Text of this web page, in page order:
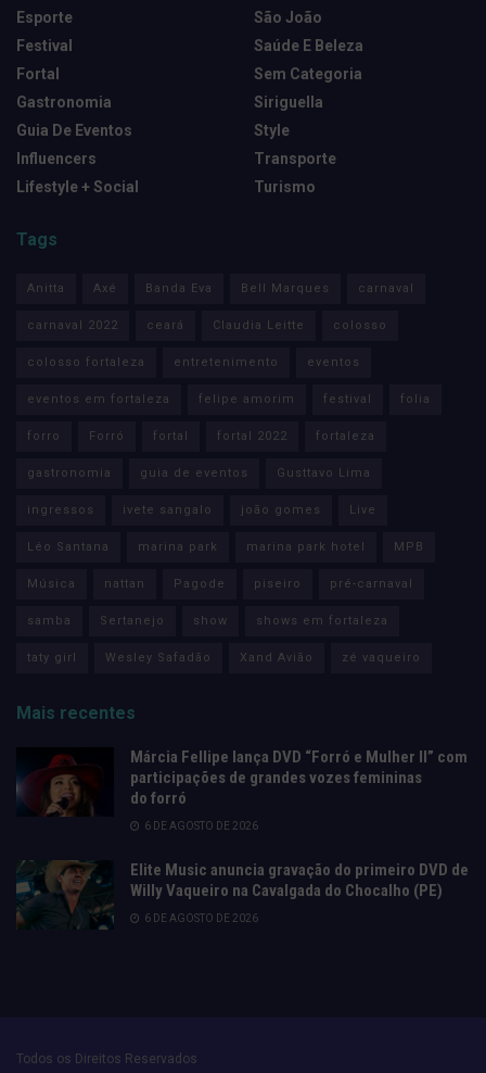
Esporte
Festival
Fortal
Gastronomia
Guia De Eventos
Influencers
Lifestyle + Social
São João
Saúde E Beleza
Sem Categoria
Siriguella
Style
Transporte
Turismo
Tags
Anitta Axé Banda Eva Bell Marques carnaval
carnaval 2022 ceará Claudia Leitte colosso
colosso fortaleza entretenimento eventos
eventos em fortaleza felipe amorim festival folia
forro Forró fortal fortal 2022 fortaleza
gastronomia guia de eventos Gusttavo Lima
ingressos ivete sangalo joão gomes Live
Léo Santana marina park marina park hotel MPB
Música nattan Pagode piseiro pré-carnaval
samba Sertanejo show shows em fortaleza
taty girl Wesley Safadão Xand Avião zé vaqueiro
Mais recentes
Márcia Fellipe lança DVD “Forró e Mulher II” com
participações de grandes vozes femininas
do forró
6 DE AGOSTO DE 2026
Elite Music anuncia gravação do primeiro DVD de
Willy Vaqueiro na Cavalgada do Chocalho (PE)
6 DE AGOSTO DE 2026
Todos os Direitos Reservados